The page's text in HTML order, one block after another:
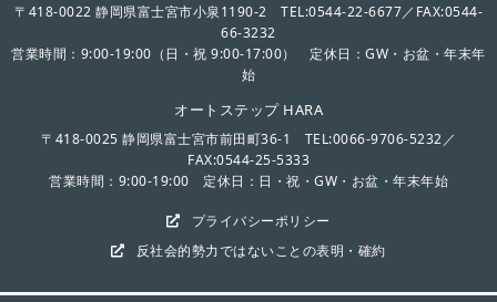
〒418-0022 静岡県富士宮市小泉1190-2 TEL:0544-22-6677／FAX:0544-
66-3232
営業時間：9:00-19:00（日・祝 9:00-17:00） 定休日：GW・お盆・年末年
始
オートステップ HARA
〒418-0025 静岡県富士宮市前田町36-1 TEL:0066-9706-5232／
FAX:0544-25-5333
営業時間：9:00-19:00 定休日：日・祝・GW・お盆・年末年始
プライバシーポリシー
反社会的勢力ではないことの表明・確約